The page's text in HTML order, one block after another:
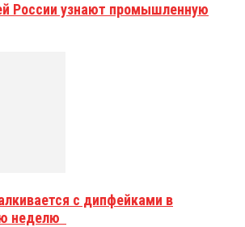
России узнают промышленную
с дипфейками в
неделю